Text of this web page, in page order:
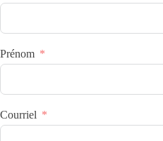
Prénom
Courriel